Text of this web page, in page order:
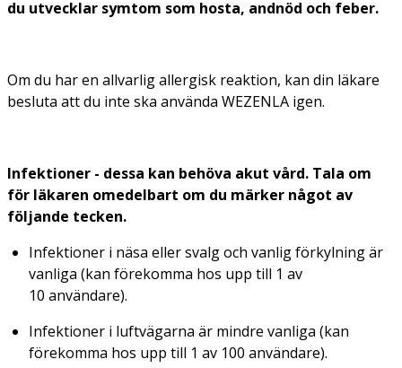
du utvecklar symtom som hosta, andnöd och feber.
Om du har en allvarlig allergisk reaktion, kan din läkare
besluta att du inte ska använda WEZENLA igen.
Infektioner - dessa kan behöva akut vård. Tala om
för läkaren omedelbart om du märker något av
följande tecken.
Infektioner i näsa eller svalg och vanlig förkylning är
vanliga (kan förekomma hos upp till 1 av
10 användare).
Infektioner i luftvägarna är mindre vanliga (kan
förekomma hos upp till 1 av 100 användare).